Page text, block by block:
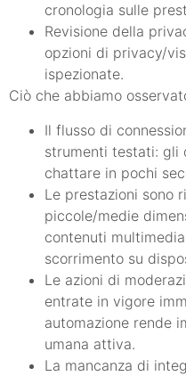
cronologia sulle
Revisione della
opzioni di privacy/
ispezionate.
Ciò che abbiamo
Il flusso di
strumenti testati: gli
chattare in pochi
Le prestazioni sono
piccole/medie
contenuti
scorrimento su
Le azioni di
entrate in vigore
automazione rende
umana attiva.
La mancanza di